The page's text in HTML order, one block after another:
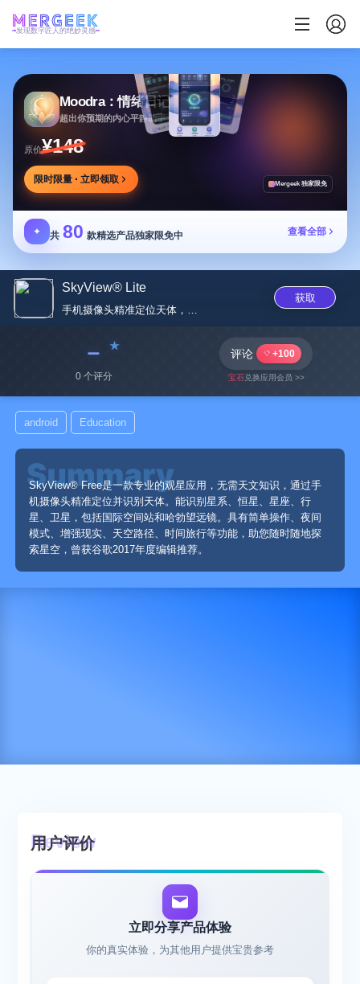
发现数字匠人的绝妙灵感
Moodra：情绪日记
超出你预期的内心平静助手
原价¥148
限时限量 · 立即领取 Mergeek 独家限免
✦ 共 80 款精选产品独家限免中 查看全部
SkyView® Lite
手机摄像头精准定位天体，多种功...
获取
﹣
0 个评分
评论 +100
宝石兑换应用会员 >>
android Education
SkyView® Free是一款专业的观星应用，无需天文知识，通过手
机摄像头精准定位并识别天体。能识别星系、恒星、星座、行
星、卫星，包括国际空间站和哈勃望远镜。具有简单操作、夜间
模式、增强现实、天空路径、时间旅行等功能，助您随时随地探
索星空，曾获谷歌2017年度编辑推荐。
用户评价
立即分享产品体验
你的真实体验，为其他用户提供宝贵参考